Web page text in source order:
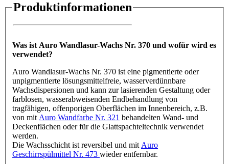
Produktinformationen
Was ist Auro Wandlasur-Wachs Nr. 370 und wofür wird es
verwendet?
Auro Wandlasur-Wachs Nr. 370 ist eine pigmentierte oder
unpigmentierte lösungsmittelfreie, wasserverdünnbare
Wachsdispersionen und kann zur lasierenden Gestaltung oder
farblosen, wasserabweisenden Endbehandlung von
tragfähigen, offenporigen Oberflächen im Innenbereich, z.B.
von mit Auro Wandfarbe Nr. 321 behandelten Wand- und
Deckenflächen oder für die Glattspachteltechnik verwendet
werden.
Die Wachsschicht ist reversibel und mit Auro
Geschirrspülmittel Nr. 473 wieder entfernbar.